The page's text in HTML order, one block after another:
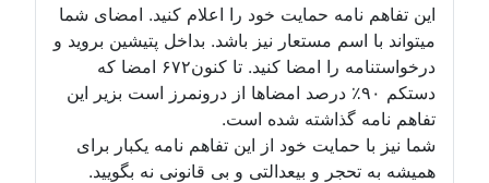
این تفاهم نامه حمایت خود را اعلام کنید. امضای شما
میتواند با اسم مستعار نیز باشد. بداخل پتیشین بروید و
درخواستنامه را امضا کنید. تا کنون۶۷۲ امضا که
دستکم ۹۰٪ درصد امضاها از درونمرز است بزیر این
تفاهم نامه گذاشته شده است.
شما نیز با حمایت خود از این تفاهم نامه یکبار برای
همیشه به تحجر و بیعدالتی و بی قانونی نه بگویید.